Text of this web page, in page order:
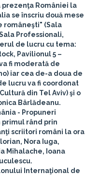
prezenţa României la
se înscriu două mese
româneşti" (Sala
Professionali,
de lucru cu tema:
Pavilionul 5 –
fi moderată de
iar cea de-a doua de
lucru va fi coordonat
din Tel Aviv) şi o
Bârlădeanu.
- Propuneri
primul rând prin
scriitori români la ora
Nora Iuga,
Mihalache, Ioana
Internaţional de